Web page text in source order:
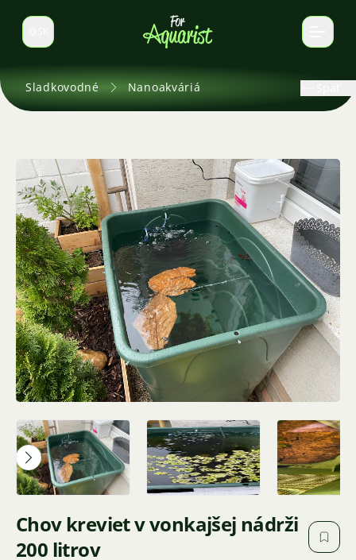
Prepnúť jazyk
Sladkovodné Nanoakváriá
Chov kreviet v vonkajšej nádrži
200 litrov